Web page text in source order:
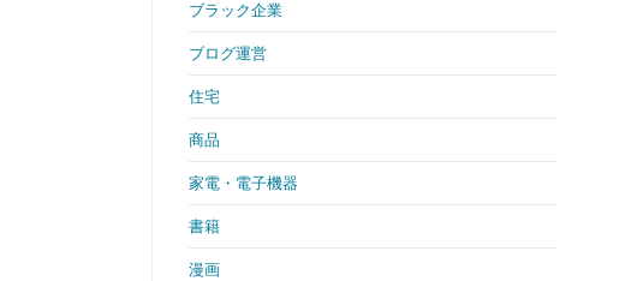
ブラック企業
ブログ運営
住宅
商品
家電・電子機器
書籍
漫画